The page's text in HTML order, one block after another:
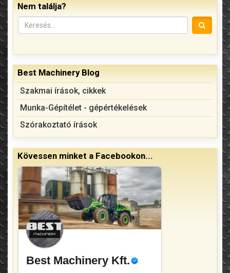
Nem találja?
Best Machinery Blog
Szakmai írások, cikkek
Munka-Gépítélet - gépértékelések
Szórakoztató írások
Kövessen minket a Facebookon...
Best Machinery Kft.